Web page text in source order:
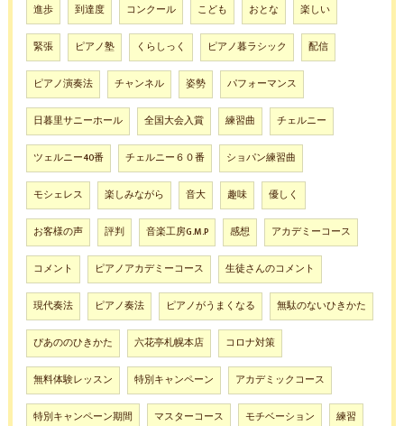
進歩 到達度 コンクール こども おとな 楽しい
緊張 ピアノ塾 くらしっく ピアノ暮ラシック 配信
ピアノ演奏法 チャンネル 姿勢 パフォーマンス
日暮里サニーホール 全国大会入賞 練習曲 チェルニー
ツェルニー40番 チェルニー６０番 ショパン練習曲
モシェレス 楽しみながら 音大 趣味 優しく
お客様の声 評判 音楽工房G.M.P 感想 アカデミーコース
コメント ピアノアカデミーコース 生徒さんのコメント
現代奏法 ピアノ奏法 ピアノがうまくなる 無駄のないひきかた
ぴあののひきかた 六花亭札幌本店 コロナ対策
無料体験レッスン 特別キャンペーン アカデミックコース
特別キャンペーン期間 マスターコース モチベーション 練習